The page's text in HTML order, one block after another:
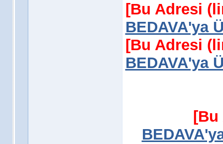
[Bu Adresi
BEDAVA'ya
[Bu Adresi
BEDAVA'ya